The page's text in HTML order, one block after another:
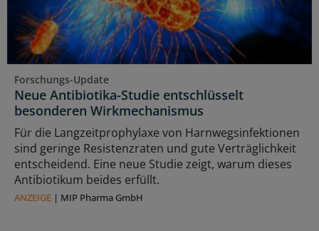
Forschungs-Update
Neue Antibiotika-Studie entschlüsselt
besonderen Wirkmechanismus
Für die Langzeitprophylaxe von Harnwegsinfektionen
sind geringe Resistenzraten und gute Verträglichkeit
entscheidend. Eine neue Studie zeigt, warum dieses
Antibiotikum beides erfüllt.
ANZEIGE | MIP Pharma GmbH